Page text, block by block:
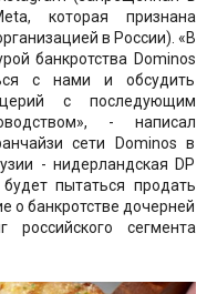
которая признана
в России). «В
банкротства Dominos
с нами и обсудить
с последующим
- написал
сети Dominos в
- нидерландская DP
пытаться продать
о банкротстве дочерней
российского сегмента